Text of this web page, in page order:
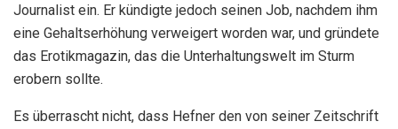
Journalist ein. Er kündigte jedoch seinen Job, nachdem ihm
eine Gehaltserhöhung verweigert worden war, und gründete
das Erotikmagazin, das die Unterhaltungswelt im Sturm
erobern sollte.
Es überrascht nicht, dass Hefner den von seiner Zeitschrift